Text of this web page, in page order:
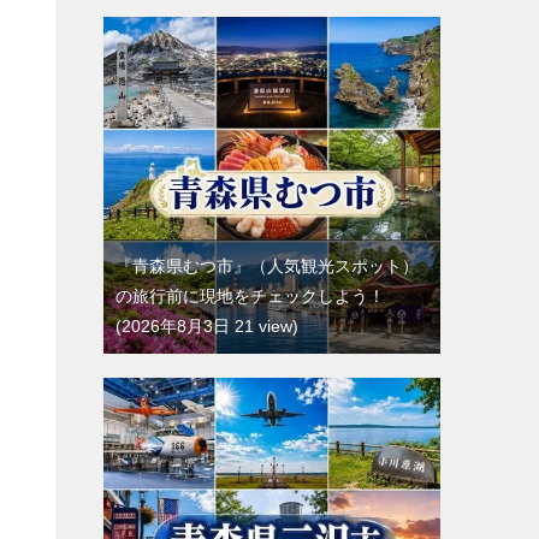
『青森県むつ市』（人気観光スポット）
の旅行前に現地をチェックしよう！
2026年8月3日 21 view